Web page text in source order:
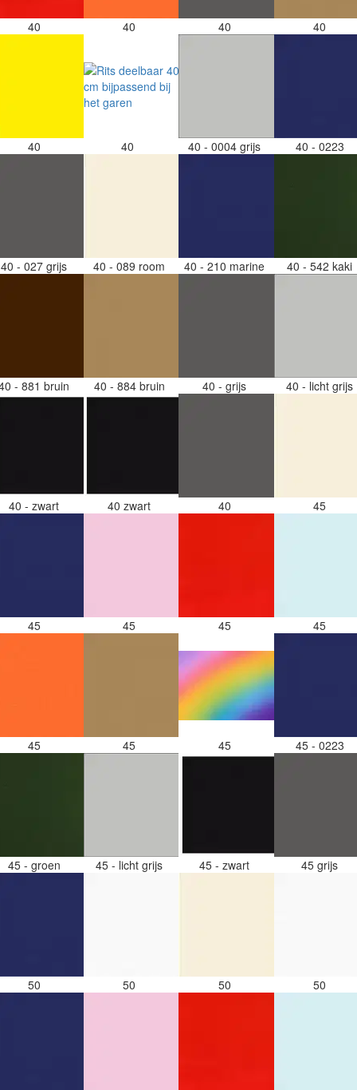
40 40 40 40
40 40 40 - 0004 grijs 40 - 0223
40 - 027 grijs 40 - 089 room 40 - 210 marine 40 - 542 kaki
- 881 bruin 40 - 884 bruin 40 - grijs 40 - licht grijs
40 - zwart 40 zwart 40 45
45 45 45 45
45 45 45 45 - 0223
45 - groen 45 - licht grijs 45 - zwart 45 grijs
50 50 50 50